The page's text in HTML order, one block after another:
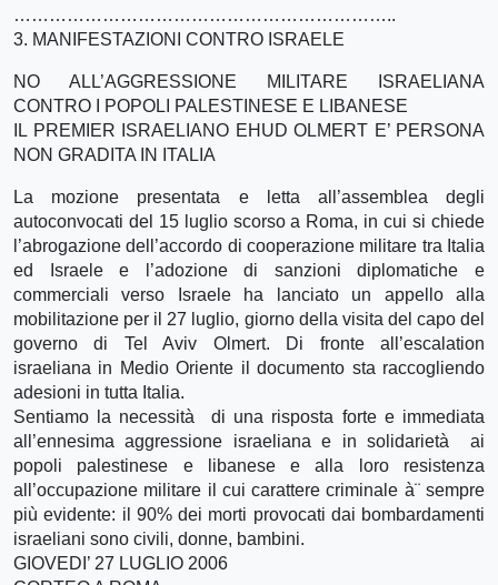
………………………………………………………..
3. MANIFESTAZIONI CONTRO ISRAELE
NO ALL’AGGRESSIONE MILITARE ISRAELIANA
CONTRO I POPOLI PALESTINESE E LIBANESE
IL PREMIER ISRAELIANO EHUD OLMERT E’ PERSONA
NON GRADITA IN ITALIA
La mozione presentata e letta all’assemblea degli
autoconvocati del 15 luglio scorso a Roma, in cui si chiede
l’abrogazione dell’accordo di cooperazione militare tra Italia
ed Israele e l’adozione di sanzioni diplomatiche e
commerciali verso Israele ha lanciato un appello alla
mobilitazione per il 27 luglio, giorno della visita del capo del
governo di Tel Aviv Olmert. Di fronte all’escalation
israeliana in Medio Oriente il documento sta raccogliendo
adesioni in tutta Italia.
Sentiamo la necessità di una risposta forte e immediata
all’ennesima aggressione israeliana e in solidarietà ai
popoli palestinese e libanese e alla loro resistenza
all’occupazione militare il cui carattere criminale à¨ sempre
più evidente: il 90% dei morti provocati dai bombardamenti
israeliani sono civili, donne, bambini.
GIOVEDI’ 27 LUGLIO 2006